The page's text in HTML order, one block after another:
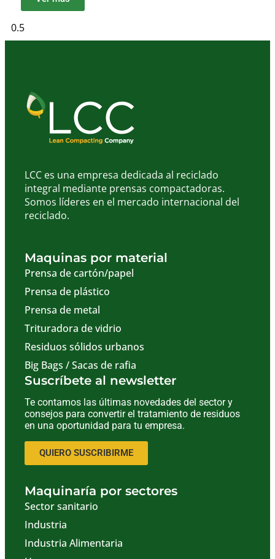
LCC es una empresa dedicada al reciclado
integral mediante prensas compactadoras.
Somos líderes en el mercado internacional del
reciclado.
Maquinas por material
Prensa de cartón/papel
Prensa de plástico
Prensa de metal
Trituradora de vidrio
Residuos sólidos urbanos
Big Bags / Sacas de rafia
Suscríbete al newsletter
Te contamos las últimas novedades del sector y
consejos para convertir el tratamiento de residuos
en una oportunidad para tu empresa.
QUIERO SUSCRIBIRME
Maquinaría por sectores
Sector sanitario
Industria
Industria Alimentaria